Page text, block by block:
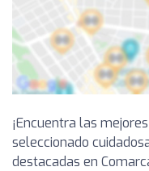
¡Encuentra las
seleccionado
destacadas en